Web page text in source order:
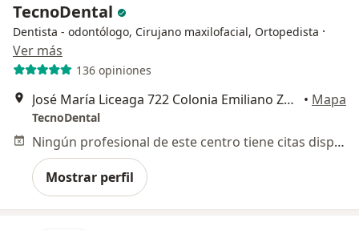
TecnoDental
Dentista - odontólogo, Cirujano maxilofacial, Ortopedista ·
Ver más
136 opiniones
José María Liceaga 722 Colonia Emiliano Zapata, Aguascalientes • Mapa
TecnoDental
Ningún profesional de este centro tiene citas disponibles
Mostrar perfil